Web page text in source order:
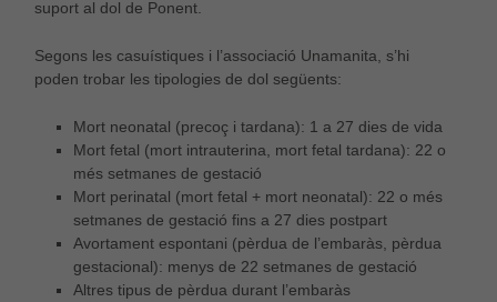
suport al dol de Ponent.
Segons les casuístiques i l’associació Unamanita, s’hi
poden trobar les tipologies de dol següents:
Mort neonatal (precoç i tardana): 1 a 27 dies de vida
Mort fetal (mort intrauterina, mort fetal tardana): 22 o
més setmanes de gestació
Mort perinatal (mort fetal + mort neonatal): 22 o més
setmanes de gestació fins a 27 dies postpart
Avortament espontani (pèrdua de l’embaràs, pèrdua
gestacional): menys de 22 setmanes de gestació
Altres tipus de pèrdua durant l’embaràs